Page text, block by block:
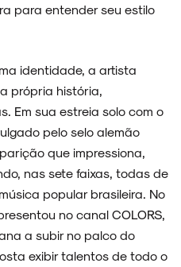
para entender seu estilo
identidade, a artista
própria história,
Em sua estreia solo com o
pelo selo alemão
que impressiona,
nas sete faixas, todas de
popular brasileira. No
no canal COLORS,
a subir no palco do
exibir talentos de todo o